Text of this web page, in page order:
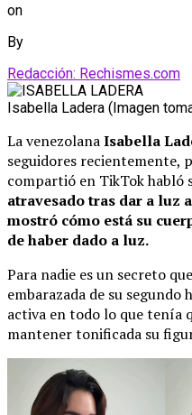
on
By
Redacción: Rechismes.com
Isabella Ladera (Imagen
La venezolanaIsabella
seguidores recientemente,
compartió en TikTok habló
atravesado tras dar a luz
mostró cómo está su
de haber dado a luz.
Para nadie es un secreto
embarazada de su segundo
activa en todo lo que tenía
mantener tonificada su